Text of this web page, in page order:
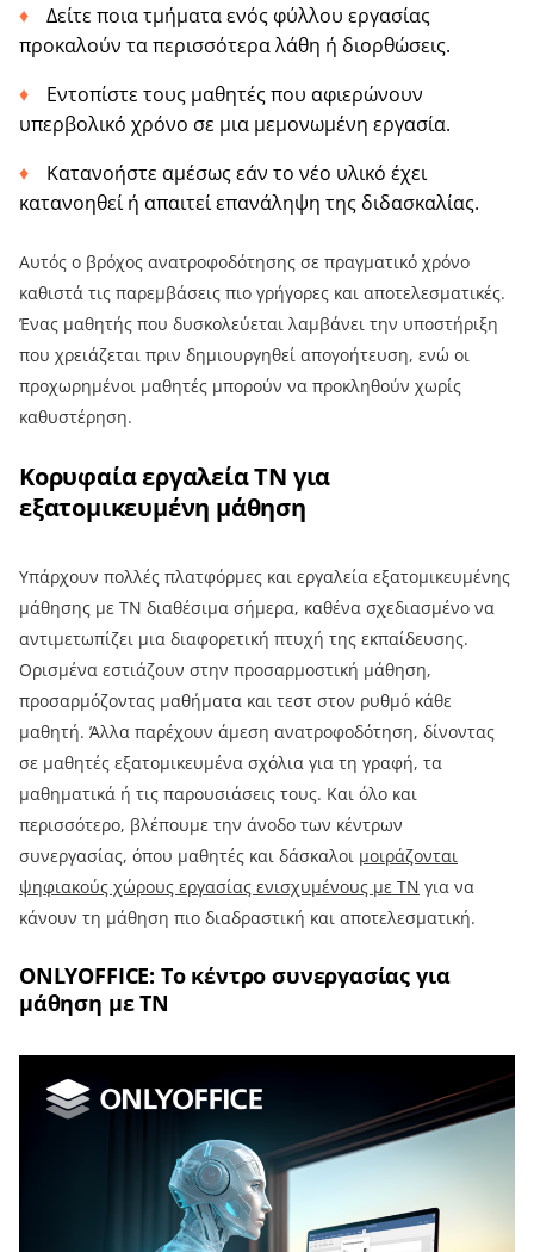
Δείτε ποια τμήματα ενός φύλλου εργασίας
προκαλούν τα περισσότερα λάθη ή διορθώσεις.
Εντοπίστε τους μαθητές που αφιερώνουν
υπερβολικό χρόνο σε μια μεμονωμένη εργασία.
Κατανοήστε αμέσως εάν το νέο υλικό έχει
κατανοηθεί ή απαιτεί επανάληψη της διδασκαλίας.
Αυτός ο βρόχος ανατροφοδότησης σε πραγματικό χρόνο
καθιστά τις παρεμβάσεις πιο γρήγορες και αποτελεσματικές.
Ένας μαθητής που δυσκολεύεται λαμβάνει την υποστήριξη
που χρειάζεται πριν δημιουργηθεί απογοήτευση, ενώ οι
προχωρημένοι μαθητές μπορούν να προκληθούν χωρίς
καθυστέρηση.
Κορυφαία εργαλεία ΤΝ για
εξατομικευμένη μάθηση
Υπάρχουν πολλές πλατφόρμες και εργαλεία εξατομικευμένης
μάθησης με ΤΝ διαθέσιμα σήμερα, καθένα σχεδιασμένο να
αντιμετωπίζει μια διαφορετική πτυχή της εκπαίδευσης.
Ορισμένα εστιάζουν στην προσαρμοστική μάθηση,
προσαρμόζοντας μαθήματα και τεστ στον ρυθμό κάθε
μαθητή. Άλλα παρέχουν άμεση ανατροφοδότηση, δίνοντας
σε μαθητές εξατομικευμένα σχόλια για τη γραφή, τα
μαθηματικά ή τις παρουσιάσεις τους. Και όλο και
περισσότερο, βλέπουμε την άνοδο των κέντρων
συνεργασίας, όπου μαθητές και δάσκαλοι μοιράζονται
ψηφιακούς χώρους εργασίας ενισχυμένους με ΤΝ για να
κάνουν τη μάθηση πιο διαδραστική και αποτελεσματική.
ONLYOFFICE: Το κέντρο συνεργασίας για
μάθηση με ΤΝ